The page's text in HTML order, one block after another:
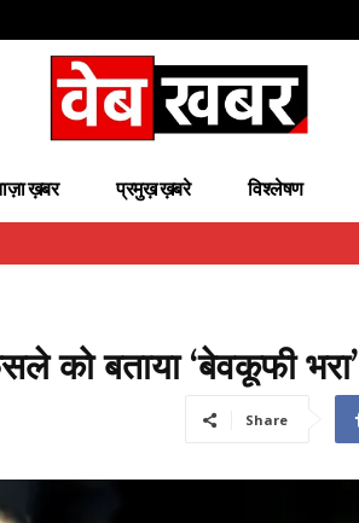
ख़बर प्रमुख़ ख़बरे विश्लेषण
को बताया ‘बेवकूफी भरा’
Share